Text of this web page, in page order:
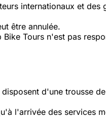
internationaux et
être annulée.
Tours n'est pas
d'une trousse
l'arrivée des services